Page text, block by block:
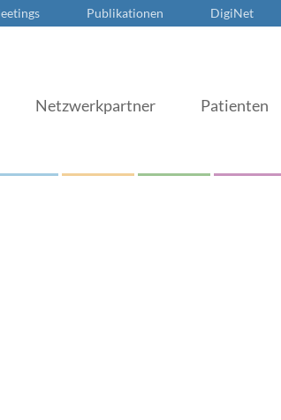
Publikationen DigiNet
Netzwerkpartner Patienten